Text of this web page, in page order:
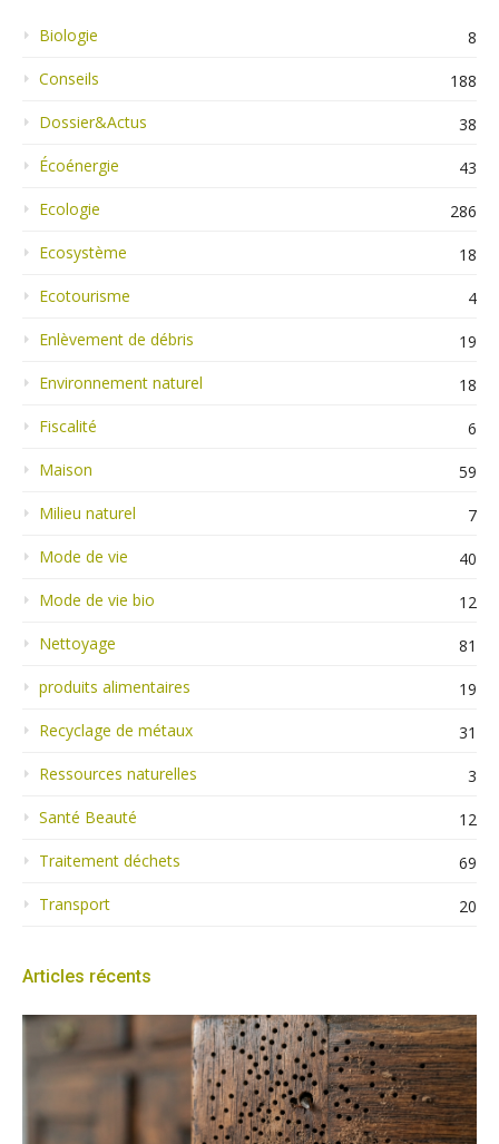
Biologie
8
Conseils
188
Dossier&Actus
38
Écoénergie
43
Ecologie
286
Ecosystème
18
Ecotourisme
4
Enlèvement de débris
19
Environnement naturel
18
Fiscalité
6
Maison
59
Milieu naturel
7
Mode de vie
40
Mode de vie bio
12
Nettoyage
81
produits alimentaires
19
Recyclage de métaux
31
Ressources naturelles
3
Santé Beauté
12
Traitement déchets
69
Transport
20
Articles récents